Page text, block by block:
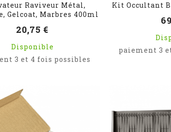
Raviveur Métal,
Gelcoat, Marbres 400ml
20,75 €
Disponible
3 et 4 fois possibles
Kit Occultant
paiement 3